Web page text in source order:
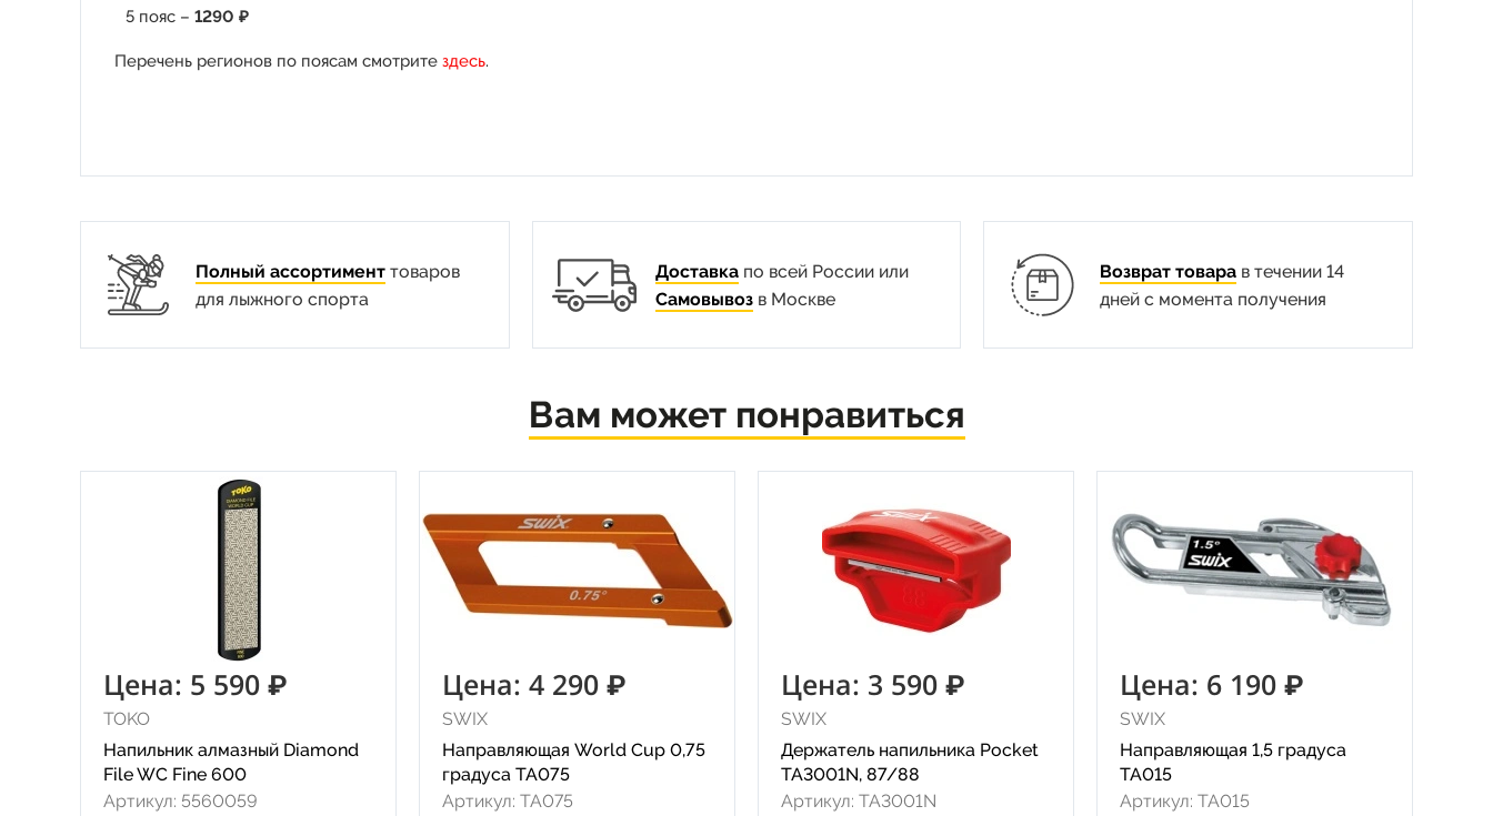
5 пояс – 1290 ₽
Перечень регионов по поясам смотрите здесь.
Полный ассортименттоваров
для лыжного спорта
Доставкапо всей России или
Самовывозв Москве
Возврат товарав течении 14
дней с момента получения
Вам может понравиться
Цена: 5 590 ₽
TOKO
Напильник алмазный Diamond
File WC Fine 600
Артикул: 5560059
Цена: 4 290 ₽
SWIX
Направляющая World Cup 0,75
градуса TA075
Артикул: TA075
Цена: 3 590 ₽
SWIX
Держатель напильника Pocket
TA3001N, 87/88
Артикул: TA3001N
Цена: 6 190 ₽
SWIX
Направляющая 1,5 градуса
TA015
Артикул: TA015